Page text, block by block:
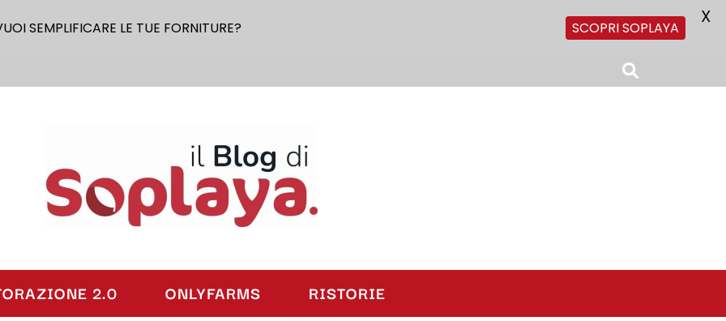
2.0 ONLYFARMS RISTORIE
SEMPLIFICARE LE TUE FORNITURE? SCOPRI SOPLAYA
X